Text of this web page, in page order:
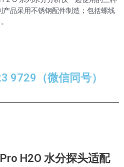
品采用不锈钢配件制造；包括螺线
9729（微信同号）
H2O 水分探头适配